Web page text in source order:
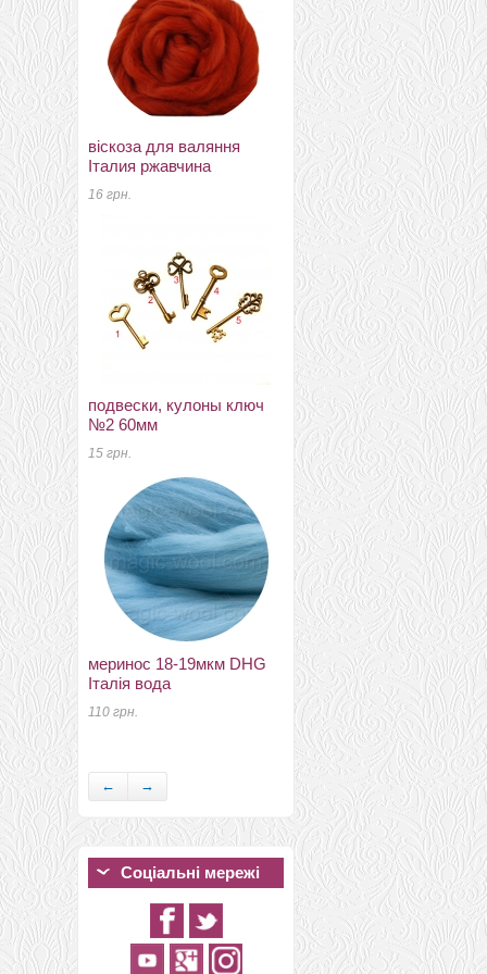
віскоза для валяння
Італия ржавчина
16 грн.
подвески, кулоны ключ
№2 60мм
15 грн.
меринос 18-19мкм DHG
Італія вода
110 грн.
Замки, застібки, магніти
магнитная кнопка замок
10мм никель
6 грн.
подвески, кулоны
пентограма 5мм*10мм
срібло
17 грн.
меринос 21 мкм Англія
корал
60 грн.
← →
Соціальні мережі